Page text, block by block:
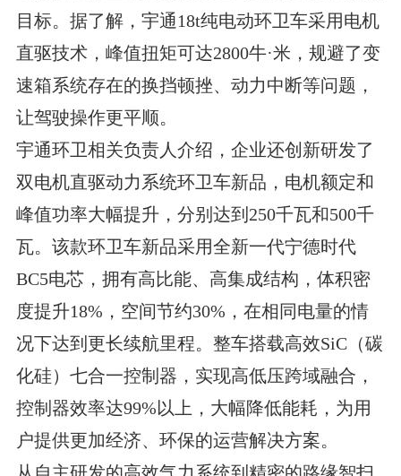
目标。据了解，宇通18t纯电动环卫车采用电机
直驱技术，峰值扭矩可达2800牛·米，规避了变
速箱系统存在的换挡顿挫、动力中断等问题，
让驾驶操作更平顺。
宇通环卫相关负责人介绍，企业还创新研发了
双电机直驱动力系统环卫车新品，电机额定和
峰值功率大幅提升，分别达到250千瓦和500千
瓦。该款环卫车新品采用全新一代宁德时代
BC5电芯，拥有高比能、高集成结构，体积密
度提升18%，空间节约30%，在相同电量的情
况下达到更长续航里程。整车搭载高效SiC（碳
化硅）七合一控制器，实现高低压跨域融合，
控制器效率达99%以上，大幅降低能耗，为用
户提供更加经济、环保的运营解决方案。